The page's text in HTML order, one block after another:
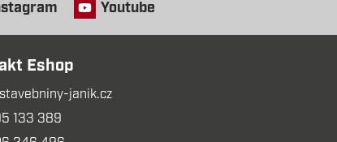
Youtube
Eshop
janik.cz
133 389